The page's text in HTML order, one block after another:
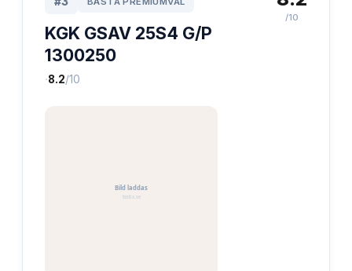
KGK GSAV 25S4 G/P
1300250
·8.2/10
/10